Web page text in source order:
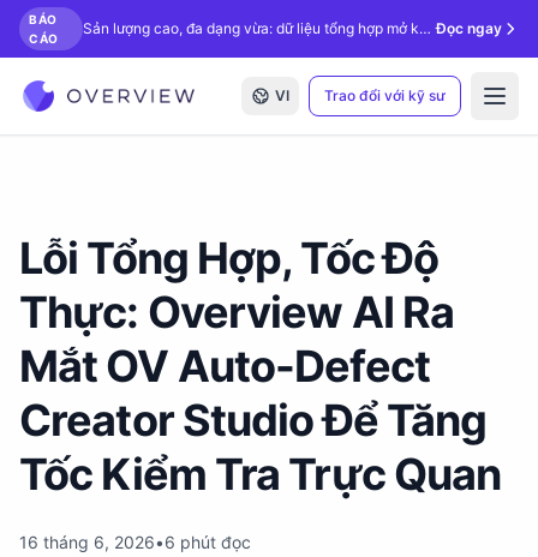
BÁO
CÁO
Sản lượng cao, đa dạng vừa: dữ liệu tổng hợp mở khóa kiểm tra bằng AI. Đọc ngay
VI Trao đổi với kỹ sư
Lỗi Tổng Hợp, Tốc Độ
Thực: Overview AI Ra
Mắt OV Auto-Defect
Creator Studio Để Tăng
Tốc Kiểm Tra Trực Quan
16 tháng 6, 2026•6 phút đọc